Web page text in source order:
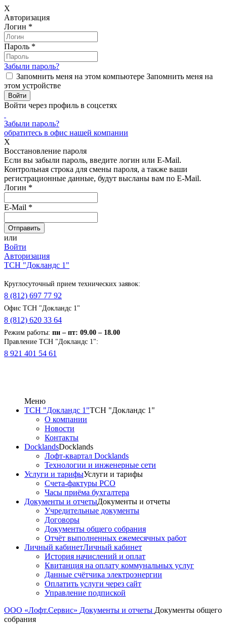
X
Авторизация
Логин *
Пароль *
Забыли пароль?
Запомнить меня на этом компьютере Запомнить меня на
этом устройстве
Войти через профиль в соцсетях
Забыли пароль?
обратитесь в офис нашей компании
X
Восстановление пароля
Если вы забыли пароль, введите логин или E-Mail.
Контрольная строка для смены пароля, а также ваши
регистрационные данные, будут высланы вам по E-Mail.
Логин *
E-Mail *
или
Войти
Авторизация
ТСН "Докландс 1"
Круглосуточный прием технических заявок:
8 (812) 697 77 92
Офис ТСН "Докландс 1"
8 (812) 620 33 64
Режим работы: пн – пт: 09.00 – 18.00
Правление ТСН "Докландс 1":
8 921 401 54 61
Меню
ТСН "Докландс 1"ТСН "Докландс 1"
О компании
Новости
Контакты
DocklandsDocklands
Лофт-квартал Docklands
Технологии и инженерные сети
Услуги и тарифыУслуги и тарифы
Счета-фактуры РСО
Часы приёма бухгалтера
Документы и отчетыДокументы и отчеты
Учредительные документы
Договоры
Документы общего собрания
Отчёт выполненных ежемесячных работ
Личный кабинетЛичный кабинет
История начислений и оплат
Квитанция на оплату коммунальных услуг
Данные счётчика электроэнергии
Оплатить услуги через сайт
Управление подпиской
ООО «Лофт.Сервис» Документы и отчеты Документы общего
собрания